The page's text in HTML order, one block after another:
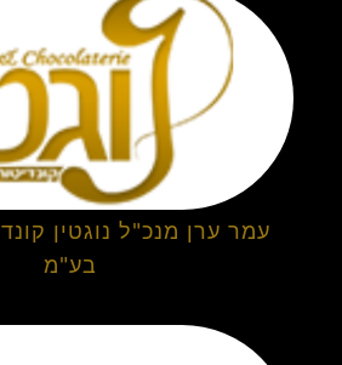
עמר ערן מנכ"ל נוגטין
בע"מ